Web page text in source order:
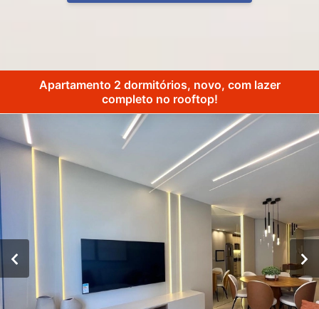
Apartamento 2 dormitórios, novo, com lazer
completo no rooftop!